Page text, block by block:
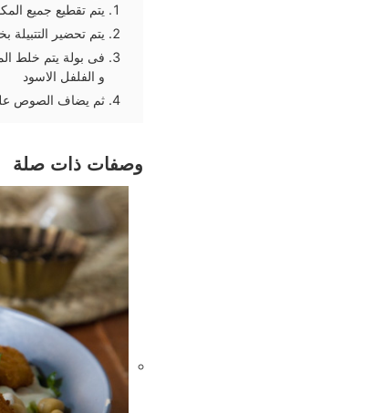
يتم تقطيع جميع
يتم تحضير التتبيلة بخلط خل
فى بولة يتم خلط
و الفلفل الاسود
ثم يضاف الصوص على
وصفات ذات صلة